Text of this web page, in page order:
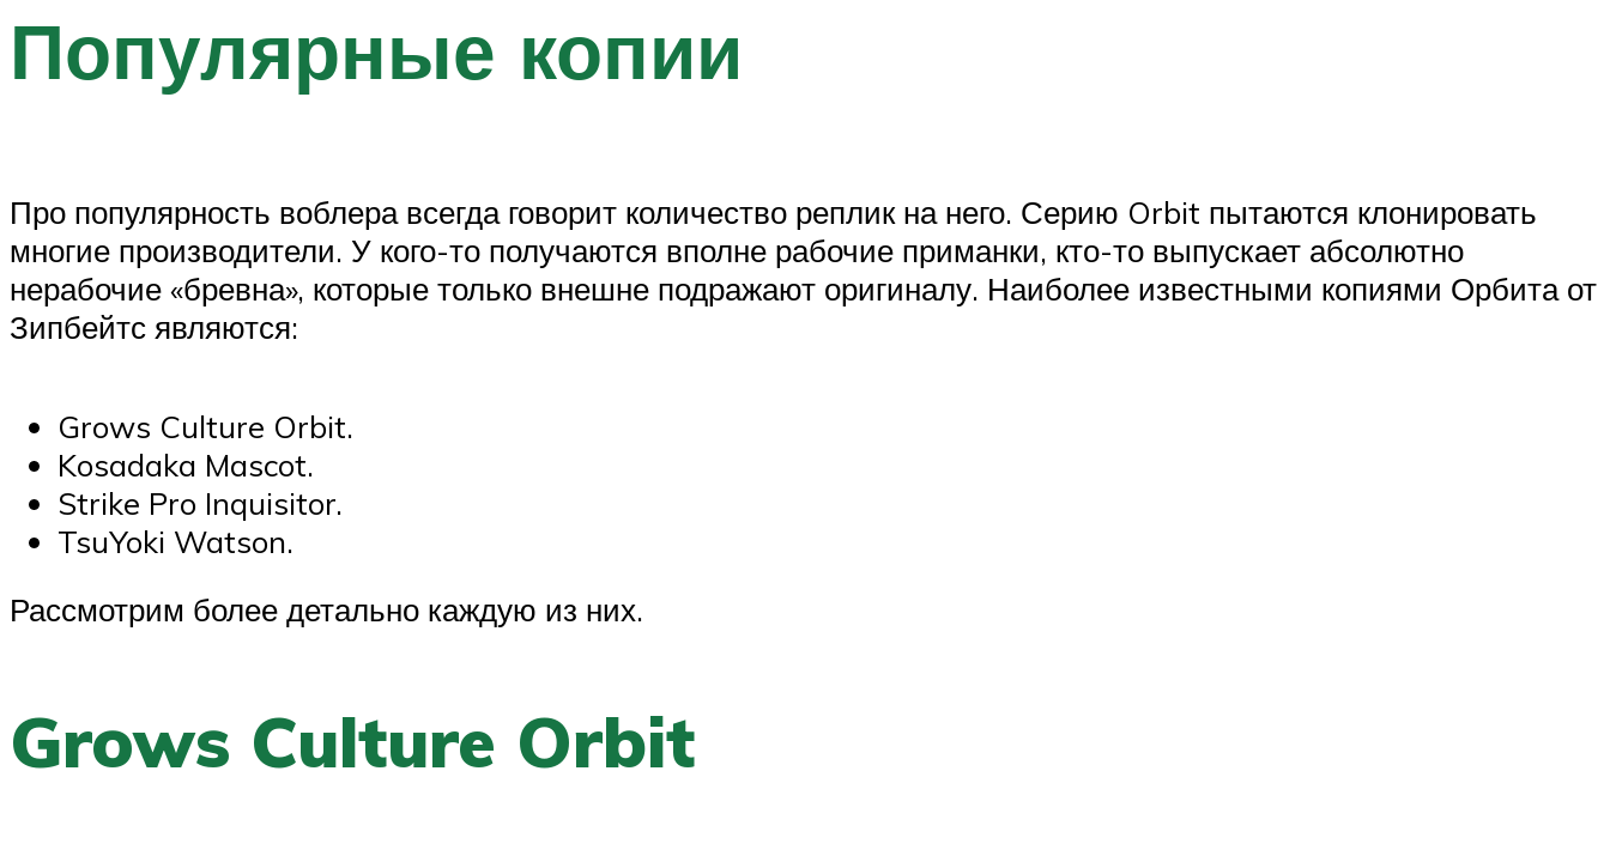
Популярные копии
Про популярность воблера всегда говорит количество реплик на него. Серию Orbit пытаются клонировать
многие производители. У кого-то получаются вполне рабочие приманки, кто-то выпускает абсолютно
нерабочие «бревна», которые только внешне подражают оригиналу. Наиболее известными копиями Орбита от
Зипбейтс являются:
Grows Culture Orbit.
Kosadaka Mascot.
Strike Pro Inquisitor.
TsuYoki Watson.
Рассмотрим более детально каждую из них.
Grows Culture Orbit